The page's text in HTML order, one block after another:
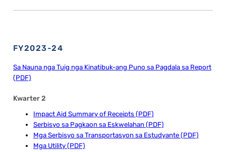
FY2023-24
Sa Nauna nga Tuig nga Kinatibuk-ang Puno sa Pagdala sa Report
(PDF)
Kwarter 2
Impact Aid Summary of Receipts (PDF)
Serbisyo sa Pagkaon sa Eskwelahan (PDF)
Mga Serbisyo sa Transportasyon sa Estudyante (PDF)
Mga Utility (PDF)